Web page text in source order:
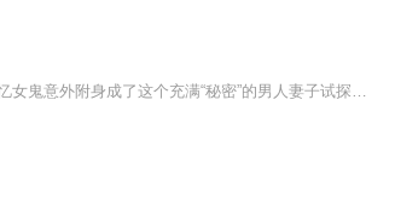
斯文有礼充满秘密的天才外科医生 × 孤身飘荡在世的失忆女鬼失忆女鬼意外附身成了这个充满“秘密”的男人妻子试探、纠葛、偏执、妄念、沉溺人鬼相恋，能否善终？“童嘉，杀了我，好不好”@声客配音 制作出品 现代言情⼴播剧《无妄归期》，每周五、六晚20：...